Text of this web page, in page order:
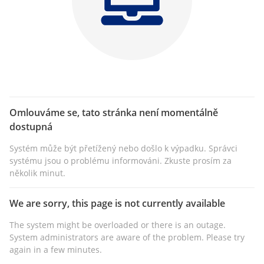
Omlouváme se, tato stránka není momentálně
dostupná
Systém může být přetížený nebo došlo k výpadku. Správci
systému jsou o problému informováni. Zkuste prosím za
několik minut.
We are sorry, this page is not currently available
The system might be overloaded or there is an outage.
System administrators are aware of the problem. Please try
again in a few minutes.